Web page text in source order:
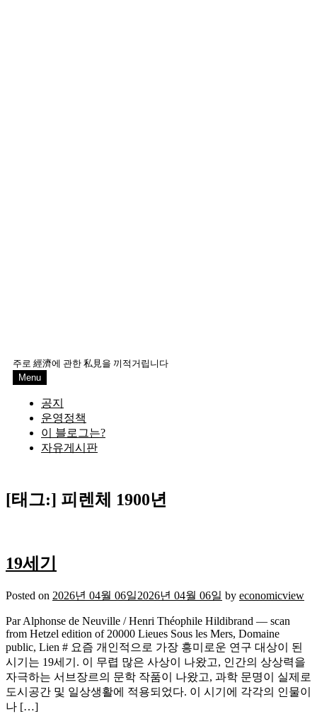
주로 經濟에 관한 私見을 끼적거립니다
Menu
공지
운영정책
이 블로그는?
자유게시판
[태그:] 피렌체 1900년
19세기
Posted on 2026년 04월 06일2026년 04월 06일 by economicview
Par Alphonse de Neuville / Henri Théophile Hildibrand — scan
from Hetzel edition of 20000 Lieues Sous les Mers, Domaine
public, Lien # 요즘 개인적으로 가장 흥미로운 연구 대상이 된
시기는 19세기. 이 무렵 많은 사상이 나왔고, 인간의 상상력을
자극하는 서브장르의 문학 작품이 나왔고, 과학 문명이 실제로
도시공간 및 일상생활에 적용되었다. 이 시기에 각각의 인물이
나 […]